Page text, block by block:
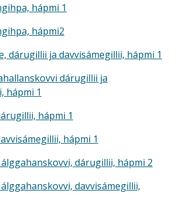
hápmi 1
hápmi2
dárugillii ja davvisámegillii, hápmi 1
dárugillii ja
hápmi 1
hápmi 1
hápmi 1
dárugillii, hápmi 2
davvisámegillii,